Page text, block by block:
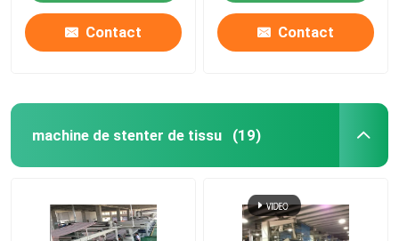
Contact Contact
machine de stenter de tissu (19)